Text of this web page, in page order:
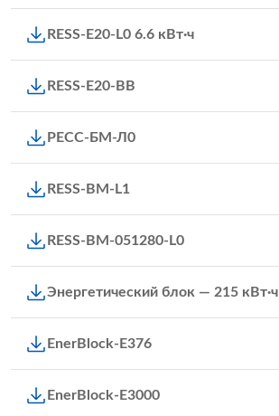
RESS-E20-L0 6.6 кВт·ч
RESS-E20-BB
РЕСС-БМ-Л0
RESS-BM-L1
RESS-BM-051280-L0
Энергетический блок — 215 кВт·ч
EnerBlock-E376
EnerBlock-E3000